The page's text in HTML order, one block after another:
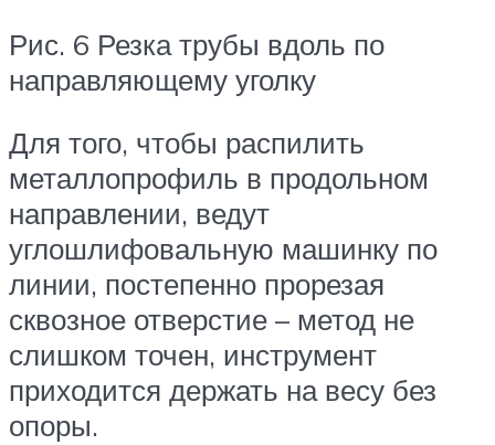
Рис. 6 Резка трубы вдоль по
направляющему уголку
Для того, чтобы распилить
металлопрофиль в продольном
направлении, ведут
углошлифовальную машинку по
линии, постепенно прорезая
сквозное отверстие – метод не
слишком точен, инструмент
приходится держать на весу без
опоры.